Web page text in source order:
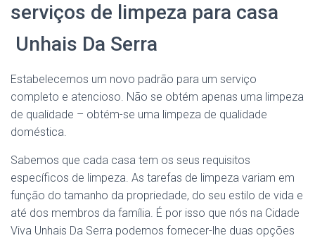
serviços de limpeza para casa
Unhais Da Serra
Estabelecemos um novo padrão para um serviço
completo e atencioso. Não se obtém apenas uma limpeza
de qualidade – obtém-se uma limpeza de qualidade
doméstica.
Sabemos que cada casa tem os seus requisitos
específicos de limpeza. As tarefas de limpeza variam em
função do tamanho da propriedade, do seu estilo de vida e
até dos membros da família. É por isso que nós na Cidade
Viva Unhais Da Serra podemos fornecer-lhe duas opções